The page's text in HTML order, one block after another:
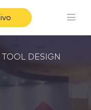
TOOL DESIGN